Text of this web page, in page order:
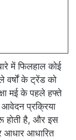
में फिलहाल कोई
वर्षों के ट्रेंड को
मई के पहले हफ्ते
प्रक्रिया
होती है, और इस
आधारित